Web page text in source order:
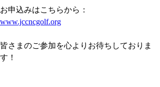
お申込みはこちらから：
www.jccncgolf.org
皆さまのご参加を心よりお待ちしておりま
す！